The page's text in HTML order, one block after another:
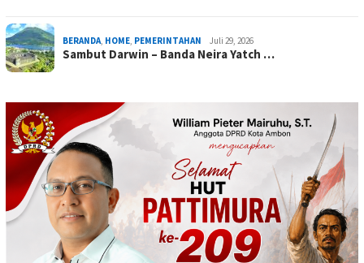
BERANDA, HOME, PEMERINTAHAN Juli 29, 2026
Sambut Darwin – Banda Neira Yatch …